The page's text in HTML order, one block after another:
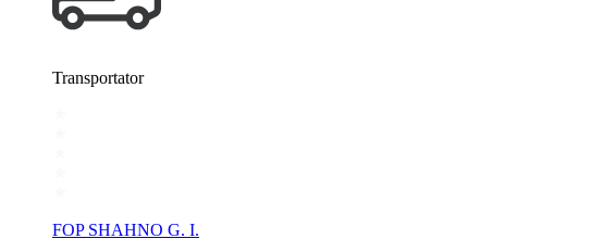
Transportator
FOP SHAHNO G. I.